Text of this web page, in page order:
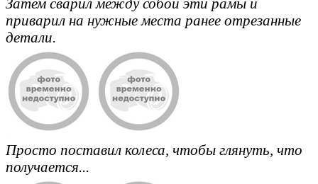
приварил на нужные места ранее отрезанные
детали.
Просто поставил колеса, чтобы глянуть, что
получается...